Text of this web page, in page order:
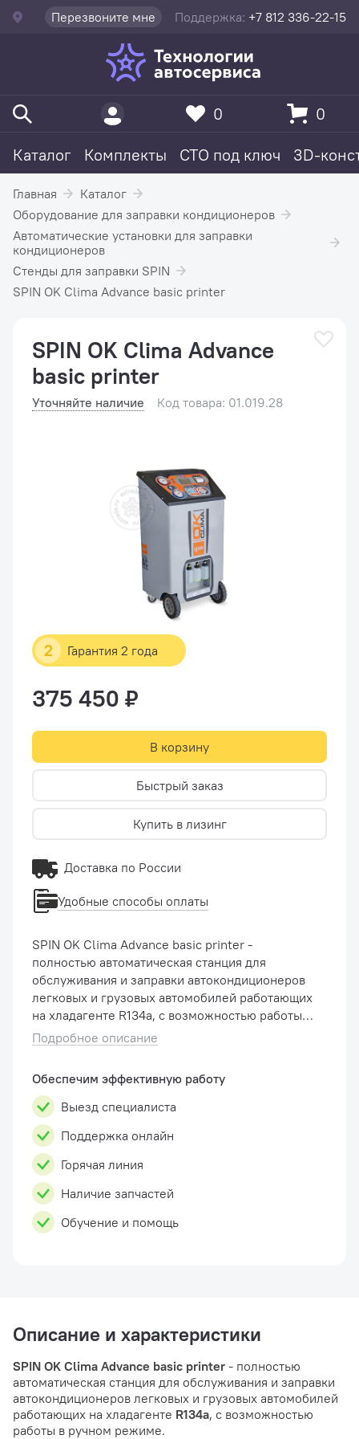
Перезвоните мне Поддержка: +7 812 336-22-15
Каталог Комплекты СТО под ключ 3D-
0 0
Главная
Каталог
Оборудование для заправки кондиционеров
Автоматические установки для заправки
кондиционеров
Стенды для заправки SPIN
SPIN OK Clima Advance basic printer
2 Гарантия 2 года
SPIN OK Clima Advance
basic printer
Уточняйте наличие Код товара: 01.019.28
SPIN OK Clima Advance basic printer -
полностью автоматическая станция для
обслуживания и заправки автокондиционеров
легковых и грузовых автомобилей работающих
на хладагенте R134a, с возможностью работы в
ручном режиме. Работа с системами
кондиционирования на фреоне R134а
Подробное описание
Обеспечим эффективную работу
Выезд специалиста
Поддержка онлайн
Горячая линия
Наличие запчастей
Обучение и помощь
375 450 ₽
В корзину
Быстрый заказ
Купить в лизинг
Доставка по России
Удобные способы оплаты
Описание и характеристики
SPIN OK Clima Advance basic printer - полностью
автоматическая станция для обслуживания и заправки
автокондиционеров легковых и грузовых автомобилей
работающих на хладагенте R134a, с возможностью
работы в ручном режиме.